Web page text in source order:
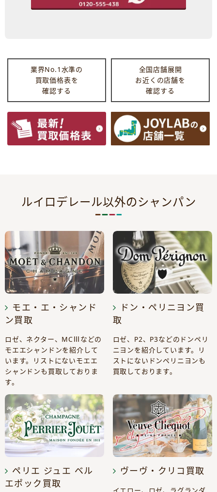
業界No.1水準の
買取価格表を
確認する
全国店舗展開
お近くの店舗を
確認する
ルイロデレール以外のシャンパン
モエ・エ・シャンド
ン買取
ロゼ、ネクター、MCⅢなどの
モエエシャンドンを紹介して
います。リストにないモエエ
シャンドンも買取しておりま
す。
ドン・ペリニヨン買
取
ロゼ、P2、P3などのドンペリ
ニヨンを紹介しています。リ
ストにないドンペリニヨンも
買取しております。
ペリエ ジュエ ベル
エポック買取
ヴーヴ・クリコ買取